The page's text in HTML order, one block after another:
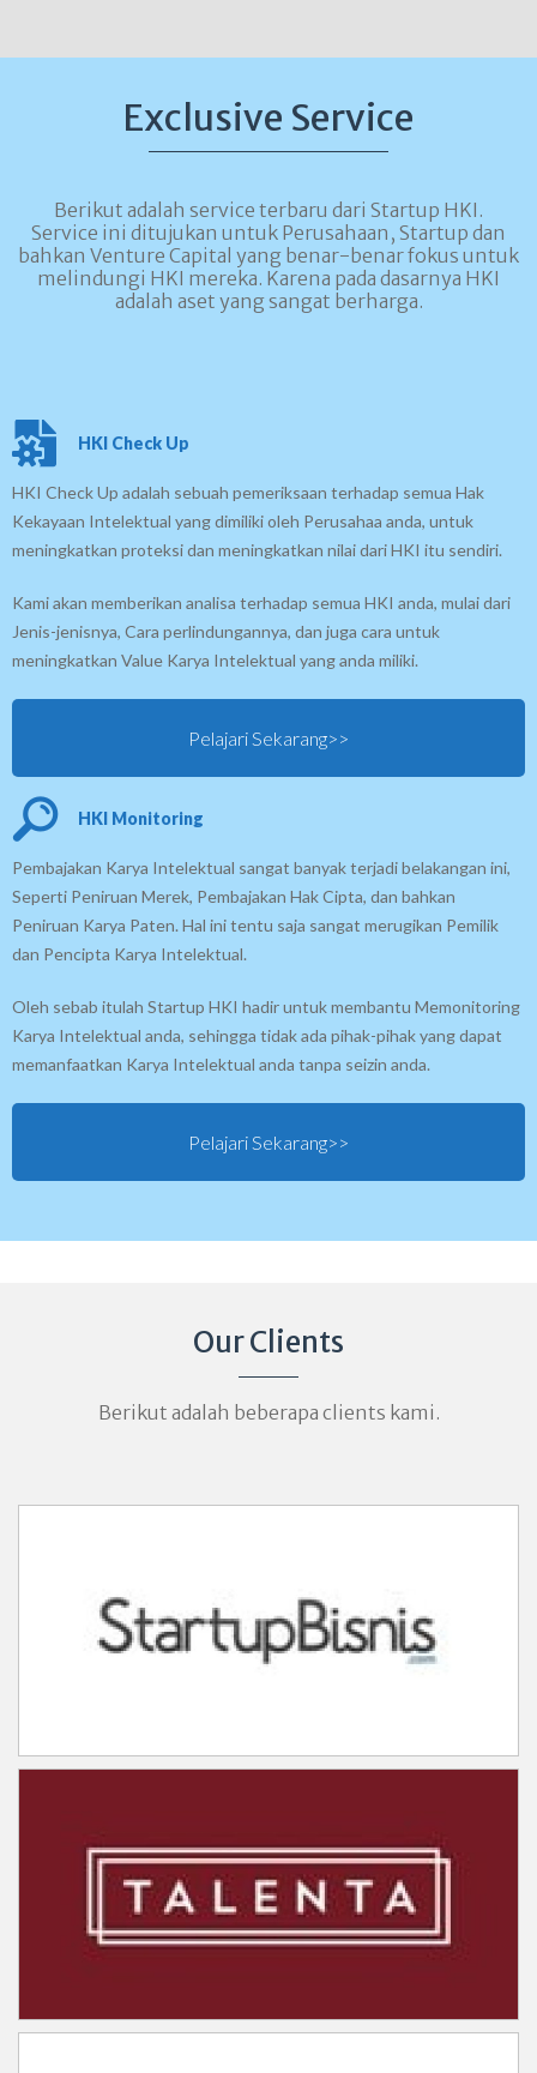
Exclusive Service
Berikut adalah service terbaru dari Startup HKI.
Service ini ditujukan untuk Perusahaan, Startup dan
bahkan Venture Capital yang benar-benar fokus untuk
melindungi HKI mereka. Karena pada dasarnya HKI
adalah aset yang sangat berharga.
HKI Check Up
HKI Check Up adalah sebuah pemeriksaan terhadap semua Hak
Kekayaan Intelektual yang dimiliki oleh Perusahaa anda, untuk
meningkatkan proteksi dan meningkatkan nilai dari HKI itu sendiri.
Kami akan memberikan analisa terhadap semua HKI anda, mulai dari
Jenis-jenisnya, Cara perlindungannya, dan juga cara untuk
meningkatkan Value Karya Intelektual yang anda miliki.
Pelajari Sekarang>>
HKI Monitoring
Pembajakan Karya Intelektual sangat banyak terjadi belakangan ini,
Seperti Peniruan Merek, Pembajakan Hak Cipta, dan bahkan
Peniruan Karya Paten. Hal ini tentu saja sangat merugikan Pemilik
dan Pencipta Karya Intelektual.
Oleh sebab itulah Startup HKI hadir untuk membantu Memonitoring
Karya Intelektual anda, sehingga tidak ada pihak-pihak yang dapat
memanfaatkan Karya Intelektual anda tanpa seizin anda.
Pelajari Sekarang>>
Our Clients
Berikut adalah beberapa clients kami.